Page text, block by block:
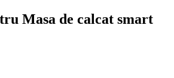
Masa de calcat smart